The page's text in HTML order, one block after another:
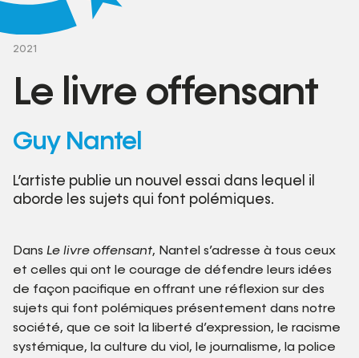
2021
Le livre offensant
Guy Nantel
L’artiste publie un nouvel essai dans lequel il
aborde les sujets qui font polémiques.
Dans Le livre offensant, Nantel s’adresse à tous ceux
et celles qui ont le courage de défendre leurs idées
de façon pacifique en offrant une réflexion sur des
sujets qui font polémiques présentement dans notre
société, que ce soit la liberté d’expression, le racisme
systémique, la culture du viol, le journalisme, la police